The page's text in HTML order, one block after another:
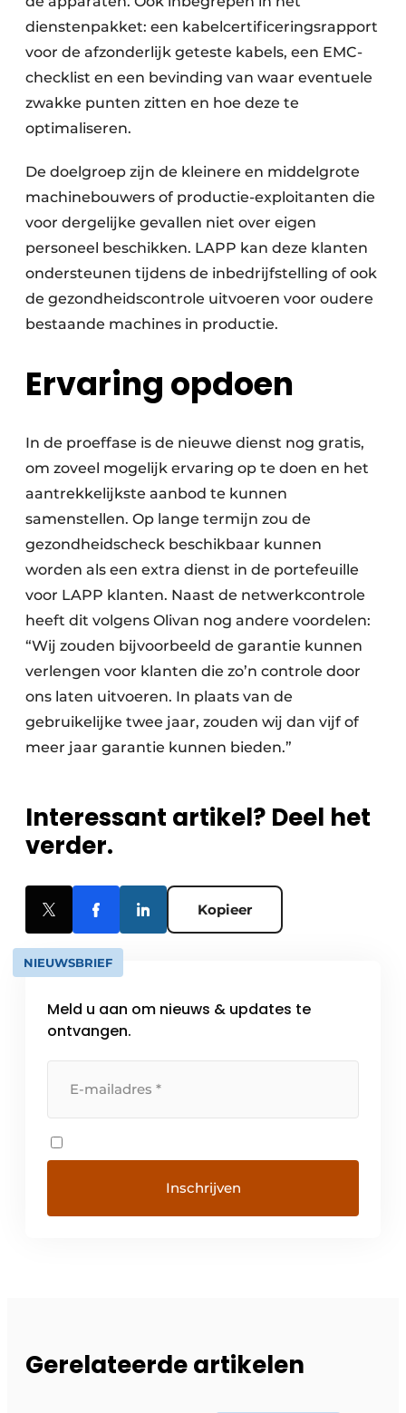
dienstenpakket: een kabel­certificeringsrapport
voor de afzonderlijk geteste kabels, een EMC-
checklist en een bevinding van waar eventuele
zwakke punten zitten en hoe deze te
optimaliseren.
De doelgroep zijn de kleinere en middelgrote
machinebouwers of productie-exploitanten die
voor dergelijke gevallen niet over eigen
personeel beschikken. LAPP kan deze klanten
ondersteunen tijdens de inbedrijfstelling of ook
de gezondheidscontrole uitvoeren voor oudere
bestaande machines in productie.
Ervaring opdoen
In de proeffase is de nieuwe dienst nog gratis,
om zoveel mogelijk ervaring op te doen en het
aantrekkelijkste aanbod te kunnen
samenstellen. Op lange termijn zou de
gezondheidscheck beschikbaar kunnen
worden als een extra dienst in de portefeuille
voor LAPP klanten. Naast de netwerkcontrole
heeft dit volgens Olivan nog andere voordelen:
“Wij zouden bijvoorbeeld de garantie kunnen
verlengen voor klanten die zo’n controle door
ons laten uitvoeren. In plaats van de
gebruikelijke twee jaar, zouden wij dan vijf of
meer jaar garantie kunnen bieden.”
Interessant artikel? Deel het
verder.
Kopieer
NIEUWSBRIEF
Meld u aan om nieuws & updates te
ontvangen.
Gerelateerde artikelen